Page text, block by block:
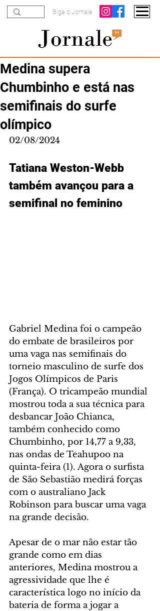
Siga o Jornale
Medina supera
Chumbinho e está nas
semifinais do surfe
olímpico
02/08/2024
Tatiana Weston-Webb
também avançou para a
semifinal no feminino
Gabriel Medina foi o campeão
do embate de brasileiros por
uma vaga nas semifinais do
torneio masculino de surfe dos
Jogos Olímpicos de Paris
(França). O tricampeão mundial
mostrou toda a sua técnica para
desbancar João Chianca,
também conhecido como
Chumbinho, por 14,77 a 9,33,
nas ondas de Teahupoo na
quinta-feira (1). Agora o surfista
de São Sebastião medirá forças
com o australiano Jack
Robinson para buscar uma vaga
na grande decisão.
Apesar de o mar não estar tão
grande como em dias
anteriores, Medina mostrou a
agressividade que lhe é
característica logo no início da
bateria de forma a jogar a